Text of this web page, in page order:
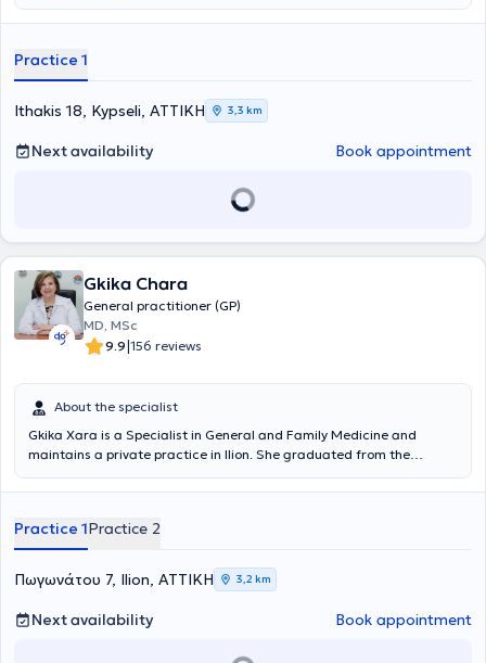
Practice 1
Ithakis 18, Kypseli, ΑΤΤΙΚΗ 3,3 km
Next availability Book appointment
Gkika Chara
General practitioner (GP)
MD, MSc
9.9|156 reviews
About the specialist
Gkika Xara is a Specialist in General and Family Medicine and
maintains a private practice in Ilion. She graduated from the
Athens and completed her specialty training in General and Family
the Postgraduate Program of the University of Thessaly focused on
"Primary Health Care." She has been practicing general medicine
for 20 years, serving both the public healthcare system and the
private sector. She has extensive experience in managing chronic
conditions such as hypertension, hyperlipidemia, diabetes mellitus,
anemia, osteoporosis, respiratory diseases, as well as handling
Practice 1Practice 2
Πωγωνάτου 7, Ilion, ΑΤΤΙΚΗ 3,2 km
Next availability Book appointment